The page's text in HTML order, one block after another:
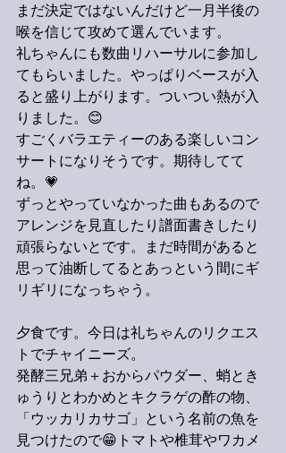
まだ決定ではないんだけど一月半後の
喉を信じて攻めて選んでいます。
礼ちゃんにも数曲リハーサルに参加し
てもらいました。やっぱりベースが入
ると盛り上がります。ついつい熱が入
りました。😊
すごくバラエティーのある楽しいコン
サートになりそうです。期待してて
ね。💗
ずっとやっていなかった曲もあるので
アレンジを見直したり譜面書きしたり
頑張らないとです。まだ時間があると
思って油断してるとあっという間にギ
リギリになっちゃう。
夕食です。今日は礼ちゃんのリクエス
トでチャイニーズ。
発酵三兄弟＋おからパウダー、蛸とき
ゅうりとわかめとキクラゲの酢の物、
「ウッカリカサゴ」という名前の魚を
見つけたので😁トマトや椎茸やワカメ